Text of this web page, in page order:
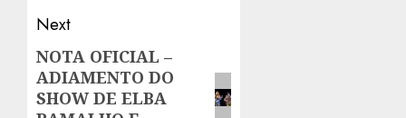
Next
Next
post:
NOTA OFICIAL –
ADIAMENTO DO
SHOW DE ELBA